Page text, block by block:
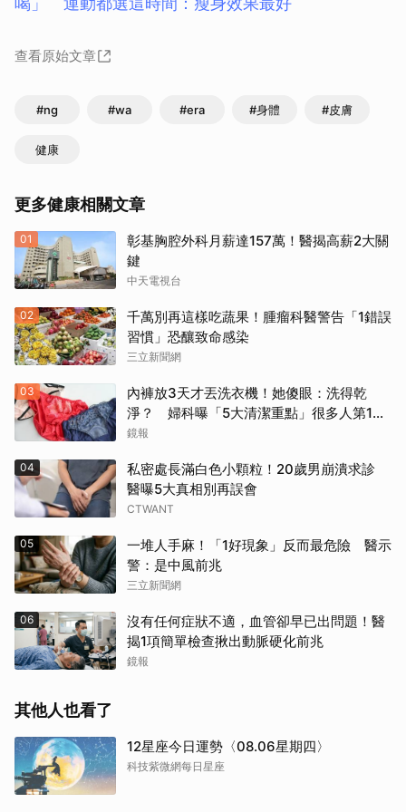
查看原始文章
#ng #wa #era #身體 #皮膚
健康
更多健康相關文章
01
彰基胸腔外科月薪達157萬！醫揭高薪2大關
鍵
中天電視台
02
千萬別再這樣吃蔬果！腫瘤科醫警告「1錯誤
習慣」恐釀致命感染
三立新聞網
03
內褲放3天才丟洗衣機！她傻眼：洗得乾
淨？ 婦科曝「5大清潔重點」很多人第1步
就錯了
鏡報
04
私密處長滿白色小顆粒！20歲男崩潰求診
醫曝5大真相別再誤會
CTWANT
05
一堆人手麻！「1好現象」反而最危險 醫示
警：是中風前兆
三立新聞網
06
沒有任何症狀不適，血管卻早已出問題！醫
揭1項簡單檢查揪出動脈硬化前兆
鏡報
其他人也看了
12星座今日運勢〈08.06星期四〉
科技紫微網每日星座